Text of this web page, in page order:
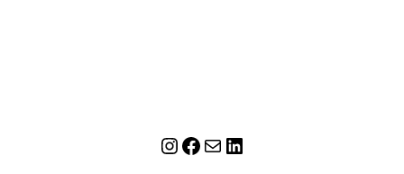
Instagram
Facebook
E-mailLinkedIn